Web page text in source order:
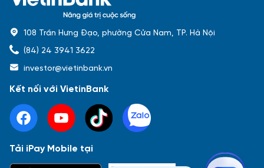
108 Trần Hưng Đạo, phường Cửa Nam, TP. Hà Nội
(84) 24 3941 3622
investor@vietinbank.vn
Kết nối với VietinBank
Tải iPay Mobile tại